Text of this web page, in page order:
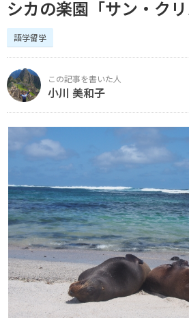
シカの楽園「サン・クリ
語学留学
小川 美和子